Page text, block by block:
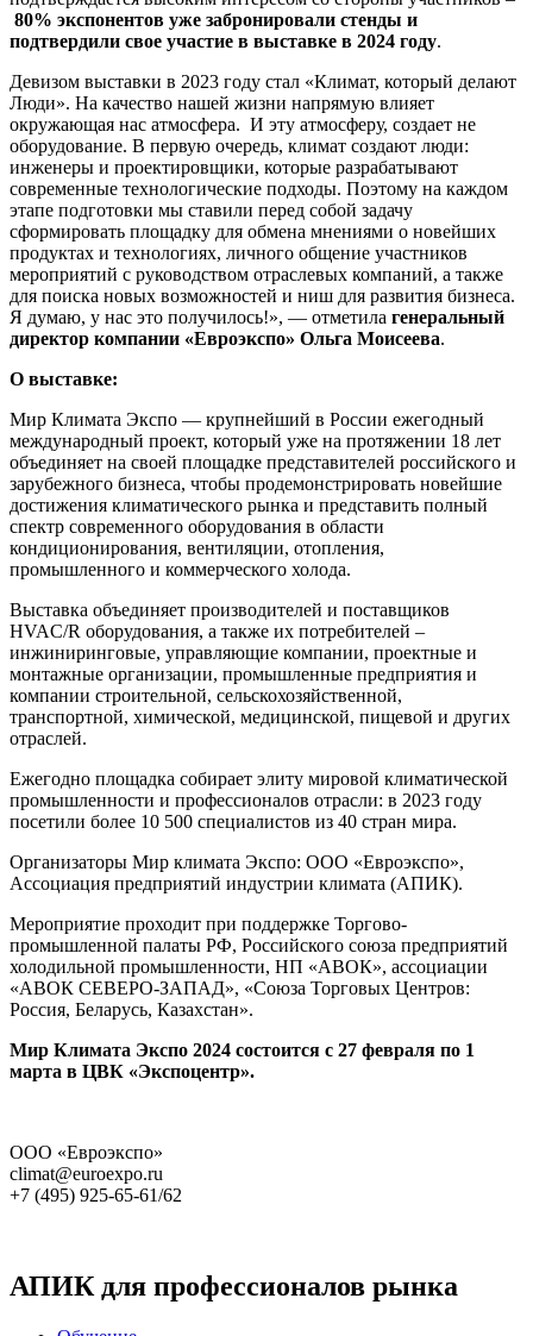
80% экспонентов уже забронировали стенды и
подтвердили свое участие в выставке в 2024 году.
Девизом выставки в 2023 году стал «Климат, который делают
Люди». На качество нашей жизни напрямую влияет
окружающая нас атмосфера. И эту атмосферу, создает не
оборудование. В первую очередь, климат создают люди:
инженеры и проектировщики, которые разрабатывают
современные технологические подходы. Поэтому на каждом
этапе подготовки мы ставили перед собой задачу
сформировать площадку для обмена мнениями о новейших
продуктах и технологиях, личного общение участников
мероприятий с руководством отраслевых компаний, а также
для поиска новых возможностей и ниш для развития бизнеса.
Я думаю, у нас это получилось!», — отметила генеральный
директор компании «Евроэкспо» Ольга Моисеева.
О выставке:
Мир Климата Экспо — крупнейший в России ежегодный
международный проект, который уже на протяжении 18 лет
объединяет на своей площадке представителей российского и
зарубежного бизнеса, чтобы продемонстрировать новейшие
достижения климатического рынка и представить полный
спектр современного оборудования в области
кондиционирования, вентиляции, отопления,
промышленного и коммерческого холода.
Выставка объединяет производителей и поставщиков
HVAC/R оборудования, а также их потребителей –
инжиниринговые, управляющие компании, проектные и
монтажные организации, промышленные предприятия и
компании строительной, сельскохозяйственной,
транспортной, химической, медицинской, пищевой и других
отраслей.
Ежегодно площадка собирает элиту мировой климатической
промышленности и профессионалов отрасли: в 2023 году
посетили более 10 500 специалистов из 40 стран мира.
Организаторы Мир климата Экспо: ООО «Евроэкспо»,
Ассоциация предприятий индустрии климата (АПИК).
Мероприятие проходит при поддержке Торгово-
промышленной палаты РФ, Российского союза предприятий
холодильной промышленности, НП «АВОК», ассоциации
«АВОК СЕВЕРО-ЗАПАД», «Союза Торговых Центров:
Россия, Беларусь, Казахстан».
Мир Климата Экспо 2024 состоится с 27 февраля по 1
марта в ЦВК «Экспоцентр».
ООО «Евроэкспо»
climat@euroexpo.ru
+7 (495) 925-65-61/62
АПИК для профессионалов рынка